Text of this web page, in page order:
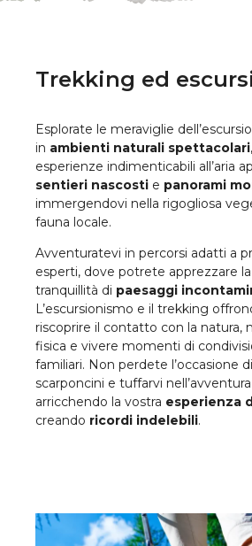
Trekking ed
Esplorate le meraviglie
in ambienti naturali spettacolari
esperienze indimenticabili all’aria
sentieri nascosti e panorami
immergendovi nella rigogliosa
fauna locale.
Avventuratevi in percorsi adatti a
esperti, dove potrete apprezzare
tranquillità di paesaggi
L’escursionismo e il trekking
riscoprire il contatto con la natura,
fisica e vivere momenti di
familiari. Non perdete l’occasione
scarponcini e tuffarvi
arricchendo la vostra esperienza
creando ricordi indelebili.